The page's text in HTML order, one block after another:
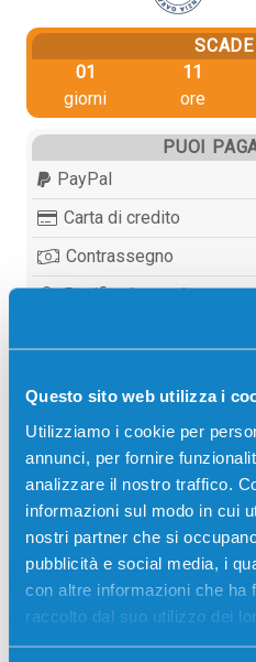
Questo sito web utilizza i
Utilizziamo i cookie per
annunci, per fornire
analizzare il nostro traffico.
informazioni sul modo in cui
nostri partner che si
pubblicità e social media, i
con altre informazioni che ha
raccolto dal suo utilizzo dei
01
giorni
11
ore
PUOI
PayPal
Carta di credito
Contrassegno
Bonifico bancario
Descrizione
Tamburo Toshiba
NERO 200000 pagine per
STUDIO 281C, Toshiba E-
STUDIO 451C